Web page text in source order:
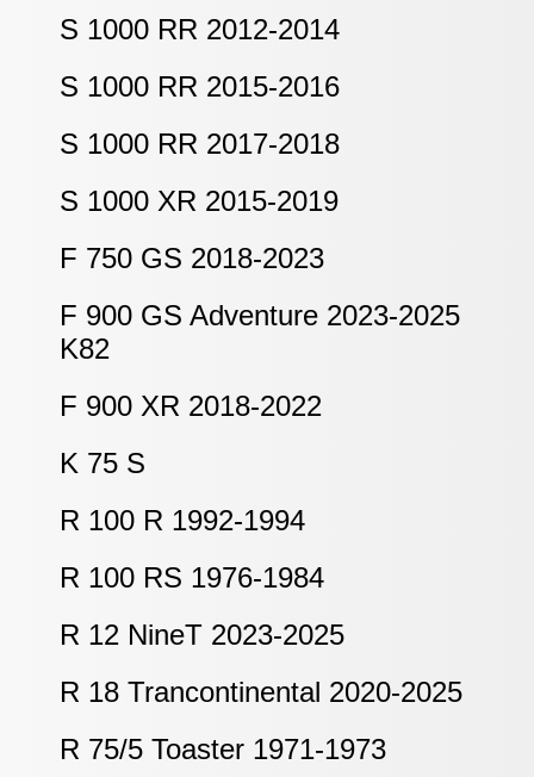
S 1000 RR 2012-2014
S 1000 RR 2015-2016
S 1000 RR 2017-2018
S 1000 XR 2015-2019
F 750 GS 2018-2023
F 900 GS Adventure 2023-2025
K82
F 900 XR 2018-2022
K 75 S
R 100 R 1992-1994
R 100 RS 1976-1984
R 12 NineT 2023-2025
R 18 Trancontinental 2020-2025
R 75/5 Toaster 1971-1973